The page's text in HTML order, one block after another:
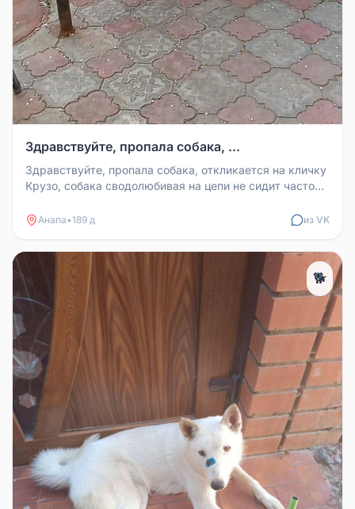
Здравствуйте, пропала собака, ...
Здравствуйте, пропала собака, откликается на кличку
Крузо, собака сводолюбивая на цепи не сидит часто
Анапа•189 д из VK
🐕